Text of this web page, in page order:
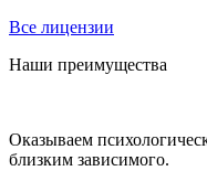
Все лицензии
Наши преимущества
Оказываем
близким зависимого.